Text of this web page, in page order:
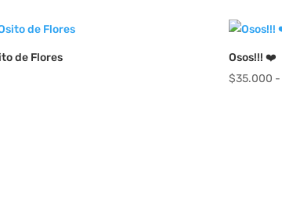
de Flores
Osos!!! ❤️
$35.000 -